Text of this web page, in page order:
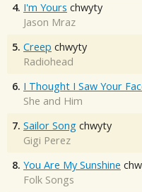
4. I'm Yours chwyty
Jason Mraz
5. Creep chwyty
Radiohead
6. I Thought I Saw Your
She and Him
7. Sailor Song chwyty
Gigi Perez
8. You Are My Sunshine
Folk Songs